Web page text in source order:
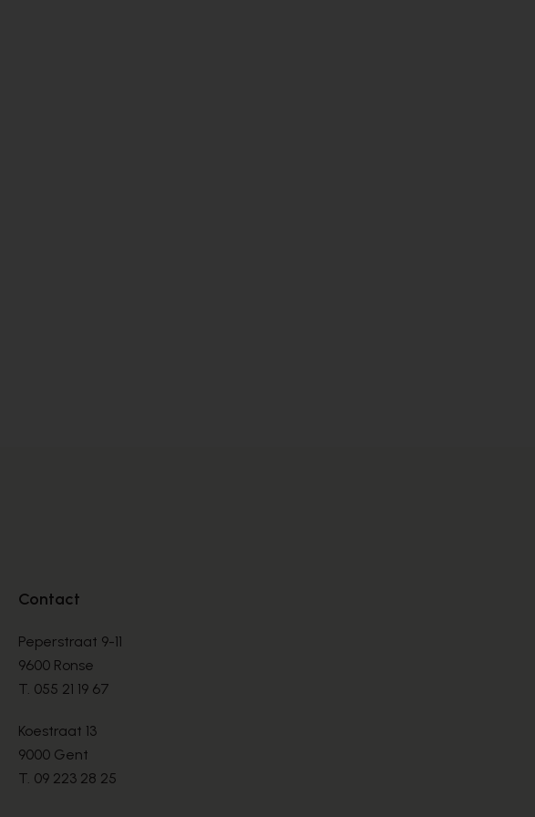
Contact
Peperstraat 9-11
9600 Ronse
T. 055 21 19 67
Koestraat 13
9000 Gent
T. 09 223 28 25